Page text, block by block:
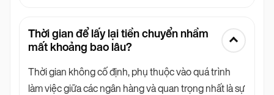
Thời gian để lấy lại tiền chuyển nhầm
mất khoảng bao lâu?
Thời gian không cố định, phụ thuộc vào quá trình
làm việc giữa các ngân hàng và quan trọng nhất là sự